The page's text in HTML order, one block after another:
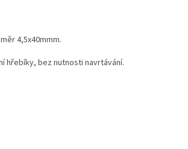
4,5x40mmm.
hřebíky, bez nutnosti navrtávání.